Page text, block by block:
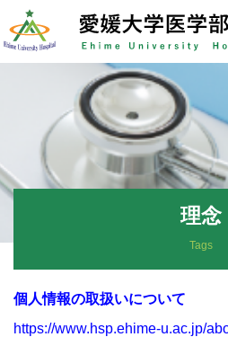
Skip
to
content
理念
Tags
個人情報の取扱いについて
https://www.hsp.ehime-u.ac.jp/